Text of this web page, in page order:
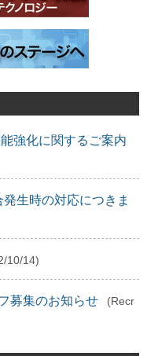
強化に関するご案内
生時の対応につきま
10/14)
募集のお知らせ
(Recr